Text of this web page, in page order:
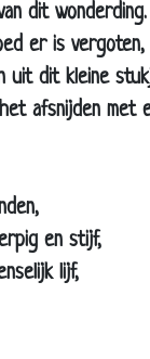
dit wonderding.
er is vergoten,
uit dit kleine
afsnijden met
en stijf,
lijf,
bekoring
overtreffen